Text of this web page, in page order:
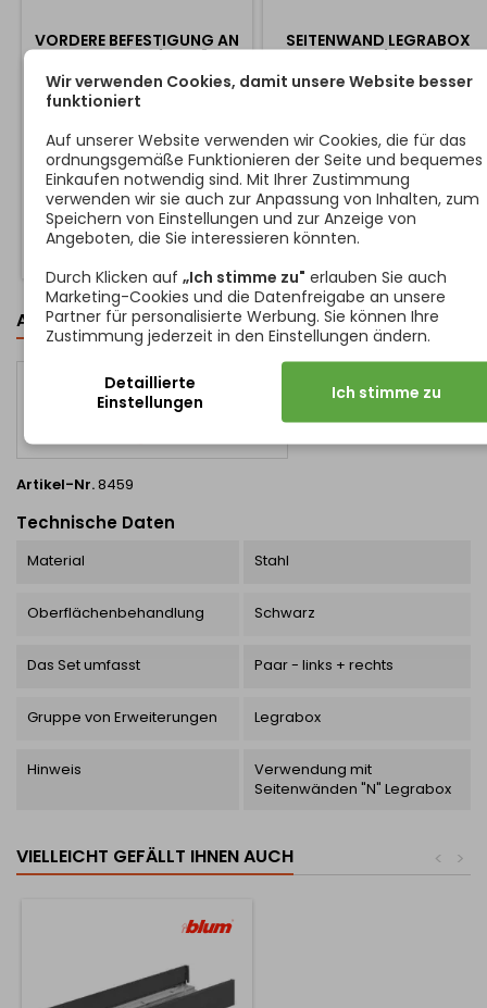
VORDERE BEFESTIGUNG AN
Türbefestigung für LEGRABOX
"N" Küchenboxen. Preis ist für
ein Paar von 2 Stk.
Preis
2,15 €
 In den Warenkorb
SEITENWAND LEGRABOX
Metallseitenwand für
Höhe der Seitenwände
beträgt 66,5 mm. Preis ist pro
Paar
Preis
31,69 €
 In den Warenkorb
ARTIKELDETAILS
Artikel-Nr.8459
Technische Daten
Material Stahl
Oberflächenbehandlung Schwarz
Das Set umfasst Paar - links + rechts
Gruppe von Erweiterungen Legrabox
Hinweis
Verwendung mit
Seitenwänden "N" Legrabox
VIELLEICHT GEFÄLLT IHNEN AUCH >
<
Wir verwenden Cookies, damit unsere Website besser
funktioniert
Auf unserer Website verwenden wir Cookies, die für das
ordnungsgemäße Funktionieren der Seite und bequemes
Einkaufen notwendig sind. Mit Ihrer Zustimmung
verwenden wir sie auch zur Anpassung von Inhalten, zum
Speichern von Einstellungen und zur Anzeige von
Angeboten, die Sie interessieren könnten.
Durch Klicken auf „Ich stimme zu" erlauben Sie auch
Marketing-Cookies und die Datenfreigabe an unsere
Partner für personalisierte Werbung. Sie können Ihre
Zustimmung jederzeit in den Einstellungen ändern.
Detaillierte
Einstellungen
Ich stimme zu